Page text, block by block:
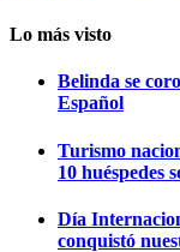
Lo más visto
Belinda se
Español
Turismo
10 huéspedes
Día
conquistó